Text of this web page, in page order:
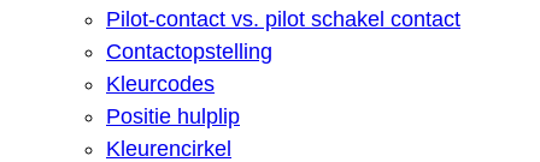
Pilot-contact vs. pilot schakel contact
Contactopstelling
Kleurcodes
Positie hulplip
Kleurencirkel